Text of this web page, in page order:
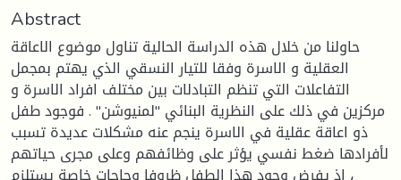
Abstract
حاولنا من خلال هذه الدراسة الحالية تناول موضوع الاعاقة
العقلية و الاسرة وفقا للتيار النسقي الذي يهتم بمجمل
التفاعلات التي تنظم التبادلات بين مختلف افراد الاسرة و
مركزين في ذلك على النظرية البنائي ''لمنيوشن'' . فوجود طفل
ذو اعاقة عقلية في الاسرة ينجم عنه مشكلات عديدة تسبب
لأفرادها ضغط نفسي يؤثر على وظائفهم وعلى مجرى حياتهم